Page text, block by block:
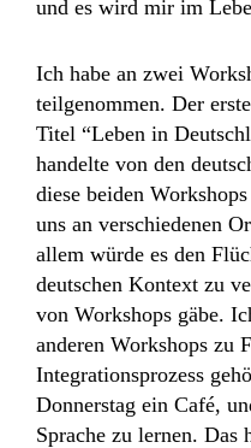
und es wird mir im
Ich habe an zwei
teilgenommen. Der
Titel “Leben in
handelte von den
diese beiden
uns an verschiedenen
allem würde es den
deutschen Kontext zu
von Workshops gäbe.
anderen Workshops zu
Integrationsprozess
Donnerstag ein Café,
Sprache zu lernen.